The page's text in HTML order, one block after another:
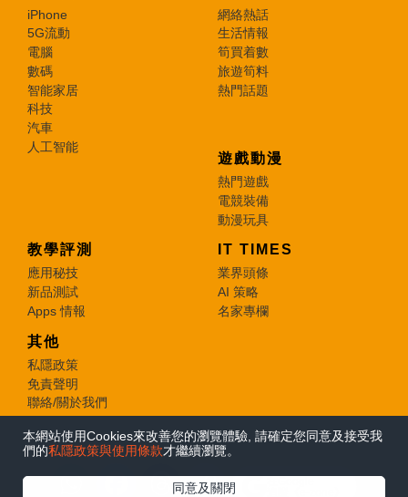
本網站使用Cookies來改善您的瀏覽體驗, 請確定您同意及接受我
們的私隱政策與使用條款才繼續瀏覽。
同意及關閉
iPhone
5G流動
電腦
數碼
智能家居
科技
汽車
人工智能
網絡熱話
生活情報
筍買着數
旅遊筍料
熱門話題
遊戲動漫
熱門遊戲
電競裝備
動漫玩具
教學評測
應用秘技
新品測試
Apps 情報
IT TIMES
業界頭條
AI 策略
名家專欄
其他
私隱政策
免責聲明
聯絡/關於我們
© 2026 e-zone. All Rights Reserved.